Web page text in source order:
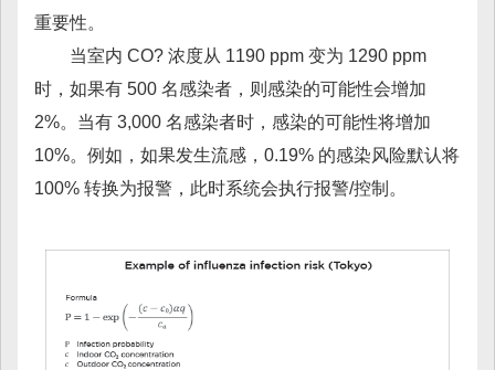
重要性。
当室内 CO? 浓度从 1190 ppm 变为 1290 ppm
时，如果有 500 名感染者，则感染的可能性会增加
2%。当有 3,000 名感染者时，感染的可能性将增加
10%。例如，如果发生流感，0.19% 的感染风险默认将
100% 转换为报警，此时系统会执行报警/控制。